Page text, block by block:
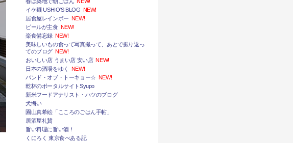
イケ麺 USHIO'S BLOG NEW!
居食屋レインボー NEW!
ビールが主食 NEW!
楽食備忘録 NEW!
美味しいもの食って写真撮って、あとで振り返っ
てのブログ NEW!
おいしい店 うまい店 安い店 NEW!
日本の酒場をゆく
NEW!
バンド・オブ・トーキョー☆ NEW!
乾杯のポータルサイトSyupo
新米フードアナリスト・ハツのブログ
犬悔い
園山真希絵「こころのごはん手帖」
居酒屋礼賛
旨い料理に旨い酒！
くにろく 東京食べある記